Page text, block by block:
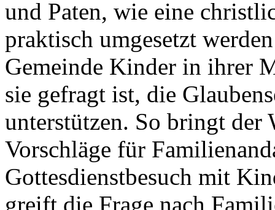
und Paten, wie eine
praktisch umgesetzt
Gemeinde Kinder in ihrer
sie gefragt ist, die
unterstützen. So bringt der
Vorschläge für
Gottesdienstbesuch mit
greift die Frage nach